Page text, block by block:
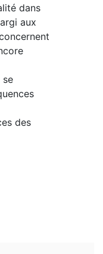
dans
aux
se
des